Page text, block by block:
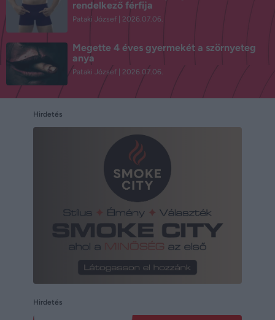
rendelkező férfija
Pataki József 2026.07.06.
Megette 4 éves gyermekét a szörnyeteg
anya
Pataki József 2026.07.06.
Hirdetés
Hirdetés